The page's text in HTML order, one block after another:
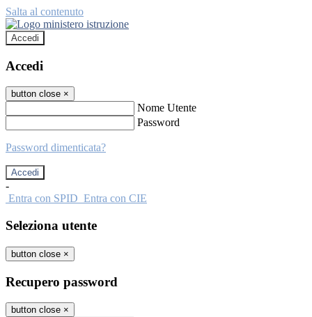
Salta al contenuto
Accedi
Accedi
button close ×
Nome Utente
Password
Password dimenticata?
-
Entra con SPID Entra con CIE
Seleziona utente
button close ×
Recupero password
button close ×